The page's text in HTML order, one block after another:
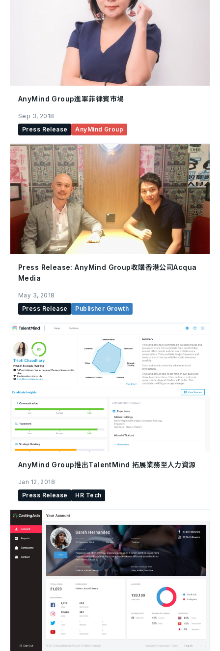
AnyMind Group進軍菲律賓市場
Sep 3, 2018
Press Release
AnyMind Group
Press Release: AnyMind Group收購香港公司Acqua
Media
May 3, 2018
Press Release
Publisher Growth
AnyMind Group推出TalentMind 拓展業務至人力資源
Jan 12, 2018
Press Release
HR Tech